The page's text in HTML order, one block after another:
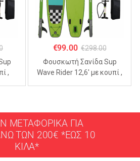
,
€99.00 €298.00
Φουσκωτή Σανίδα Sup
Wave Rider 12,6′ με κουπί ,
ΜΕΤΑΦΟΡΙΚΑ ΓΙΑ
ΤΩΝ 200€ *ΕΩΣ 10
ΚΙΛΑ*